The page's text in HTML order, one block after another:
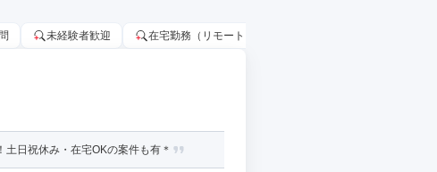
未経験者歓迎 在宅勤務（リモートワーク）OK
日祝休み・在宅OKの案件も有＊